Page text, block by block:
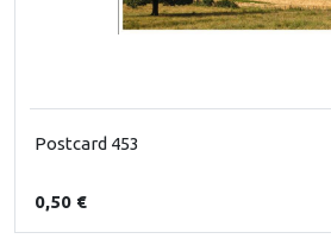
Postcard 453
0,50 €